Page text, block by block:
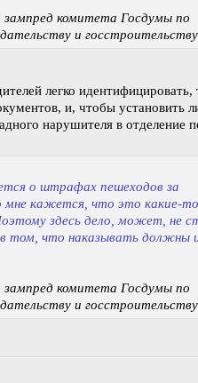
зампред комитета Госдумы по
и госстроительству
легко идентифицировать,
и, чтобы установить
нарушителя в отделение
о штрафах пешеходов за
мне кажется, что это какие-то
здесь дело, может, не
том, что наказывать должны
зампред комитета Госдумы по
и госстроительству